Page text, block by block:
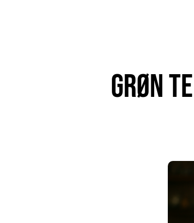
Grøn